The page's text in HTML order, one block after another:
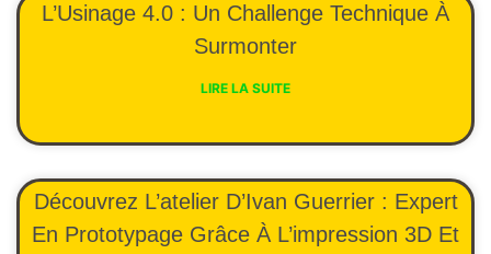
L’Usinage 4.0 : Un Challenge Technique À
Surmonter
LIRE LA SUITE
Découvrez L’atelier D’Ivan Guerrier : Expert
En Prototypage Grâce À L’impression 3D Et